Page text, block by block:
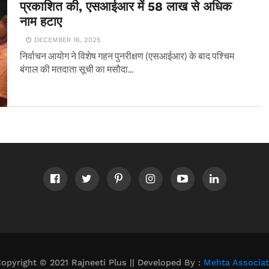
प्रकाशित की, एसआईआर में 58 लाख से अधिक
नाम हटाए
DECEMBER 16, 2025
निर्वाचन आयोग ने विशेष गहन पुनरीक्षण (एसआईआर) के बाद पश्चिम
बंगाल की मतदाता सूची का मसौदा...
© 2021 Rajneeti Plus || Developed By : Mehta